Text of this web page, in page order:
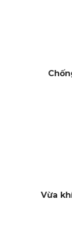
Camera
KD001 Pro sở
Vừa